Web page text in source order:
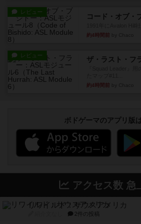
レビュー
約4時間前
レビュー ザ・ラスト・フ
約4時間前
ボドゲーマのアプリ版
アクセス数 急
リワイルド：サウスアメリカ
2件の投稿